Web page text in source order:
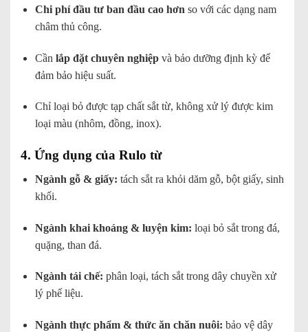
Chi phí đầu tư ban đầu cao hơn so với các dạng nam
châm thủ công.
Cần lắp đặt chuyên nghiệpvà bảo dưỡng định kỳ để
đảm bảo hiệu suất.
Chỉ loại bỏ được tạp chất sắt từ, không xử lý được kim
loại màu (nhôm, đồng, inox).
4. Ứng dụng của Rulo từ
Ngành gỗ & giấy: tách sắt ra khỏi dăm gỗ, bột giấy, sinh
khối.
Ngành khai khoáng & luyện kim: loại bỏ sắt trong đá,
quặng, than đá.
Ngành tái chế: phân loại, tách sắt trong dây chuyền xử
lý phế liệu.
Ngành thực phẩm & thức ăn chăn nuôi: bảo vệ dây